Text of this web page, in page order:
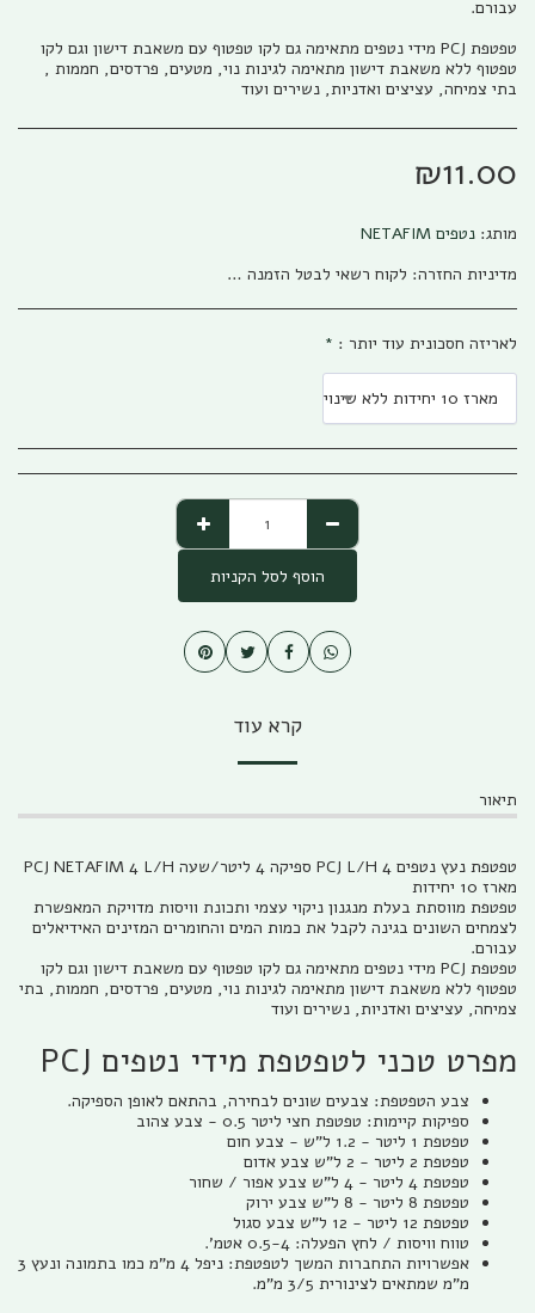
טפטפת PCJ מידי נטפים מתאימה גם לקו טפטוף עם משאבת דישון וגם לקו
טפטוף ללא משאבת דישון מתאימה לגינות נוי, מטעים, פרדסים, חממות ,
בתי צמיחה, עציצים ואדניות, נשירים ועוד
₪11.00
מותג: נטפים NETAFIM
מדיניות החזרה: לקוח רשאי לבטל הזמנה בהתאם להוראות חוק הגנת הצרכן, התשמ&quot;א – 1981 אפריל (להלן: &quot;חוק הגנת הצרכן&quot;) והתקנות שהותקנו על פיו. ניתן לבטל את העסקה באמצעות פניה טלפונית לגבי שיווק (04-673013/5) או פניה לפקס (04-6735014) או בדואר אלקטרוני לשירות הלקוחות של החברה ((office@gabi-marketing.co.il. ביטול העסקה למוצרים שעוד לא נשלחו – ללא כל עלות וזיכוי מלא על כל הסכום ששולם. ביטול עסקה למוצרים שנשלחו - יש להשיב את המוצר לחברה כאשר כל העלויות הכרוכות בהובלת המוצר (מ ואל) החזרת המוצר תחולנה על הלקוח, במקרה של מוצר במבצע של משלוח חינם (על חשבון חברת גבי שיווק) בעת ביטול עסקה יוחזר ללקוח מלוא הסכום ששולם בקיזוז עלות המשלוח כפי ובהתאם לעלות שחלה על חברת גבי שיווק. למוצרים שעדיין לא הגיעו ללקוח מסיבות שונות, והלקוח מעוניין לבטל עסקה, החברה רשאית להמתין זמן סביר לבירור סטאטוס המשלוח ולאחר הגעתו/החזרתו לחברת גבי שיווק תפעל החברה לזיכוי מיידי של הלקוח. לפנים מהחוק ומשורת הדין: החברה תזכה בסכום המלא ששולם ולא תגבה דמי ביטול /השתתפות כלשהם למעט עלויות השילוח. החזרת המוצר תיעשה כשהוא באריזתו המקורית בצירוף החשבונית המקורית ושעדיין לא חלפו 14 יום מתאריך רכישת המוצר. למוצרים שנרכשו לפי הזמנה מיוחדת או שהותאמו במידות/צבע/דגם מיוחד לפי ההזמנה החברה תשתדל לעזור ותזכה בהתאם ליכולת והאפשרות שלה למכור את המוצר, ולזכות בהתאם למצב. אבל בהתאם לחוק לא ניתן להתחייב לנושא
לאריזה חסכונית עוד יותר : *
מארז 10 יחידות ללא שינוי
הוסף לסל הקניות
קרא עוד
תיאור
טפטפת נעץ נטפים PCJ L/H 4 ספיקה 4 ליטר/שעה PCJ NETAFIM 4 L/H
מארז 10 יחידות
טפטפת מווסתת בעלת מנגנון ניקוי עצמי ותכונת וויסות מדויקת המאפשרת
לצמחים השונים בגינה לקבל את כמות המים והחומרים המזינים האידיאלים
עבורם.
טפטפת PCJ מידי נטפים מתאימה גם לקו טפטוף עם משאבת דישון וגם לקו
טפטוף ללא משאבת דישון מתאימה לגינות נוי, מטעים, פרדסים, חממות, בתי
צמיחה, עציצים ואדניות, נשירים ועוד
מפרט טכני לטפטפת מידי נטפים PCJ
צבע הטפטפת: צבעים שונים לבחירה, בהתאם לאופן הספיקה.
ספיקות קיימות: טפטפת חצי ליטר 0.5 - צבע צהוב
טפטפת 1 ליטר - 1.2 ל"ש - צבע חום
טפטפת 2 ליטר - 2 ל"ש צבע אדום
טפטפת 4 ליטר - 4 ל"ש צבע אפור / שחור
טפטפת 8 ליטר - 8 ל"ש צבע ירוק
טפטפת 12 ליטר - 12 ל"ש צבע סגול
טווח וויסות / לחץ הפעלה: 0.5-4 אטמ'.
אפשרויות התחברות המשך לטפטפת: ניפל 4 מ"מ כמו בתמונה ונעץ 3
מ"מ שמתאים לצינורית 3/5 מ"מ.